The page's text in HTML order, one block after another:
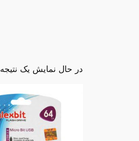
در حال نمایش یک نتیجه